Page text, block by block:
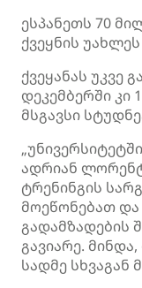
ესპანეთს 70
ქვეყნის
ქვეყანას უკვე
დეკემბერში
მსგავსი
ადრიან
ტრენინგის
მოეწონებათ
გადამზადების
გავიარე.
სადმე სხვაგან